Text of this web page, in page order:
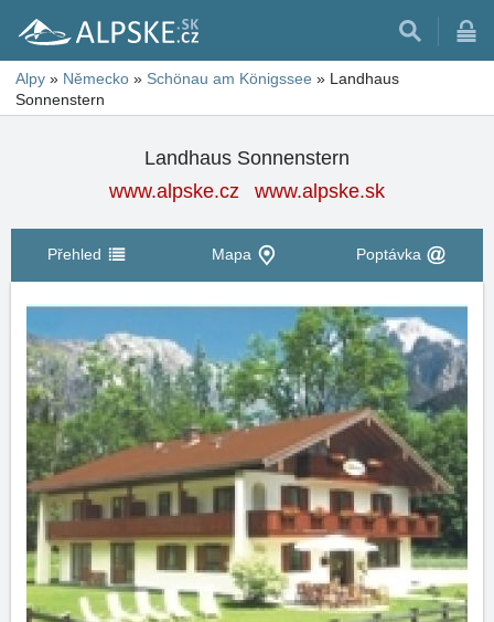
Alpy » Německo » Schönau am Königssee » Landhaus
Sonnenstern
Landhaus Sonnenstern
www.alpske.cz
www.alpske.sk
Přehled Mapa Poptávka